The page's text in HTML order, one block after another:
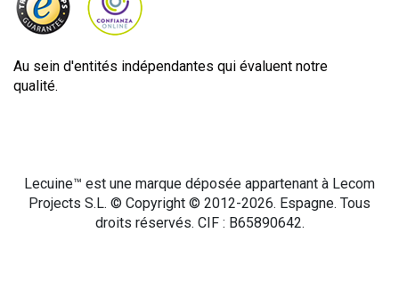
Au sein d'entités indépendantes qui évaluent notre
qualité.
Lecuine™ est une marque déposée appartenant à Lecom
Projects S.L. © Copyright © 2012-2026. Espagne. Tous
droits réservés. CIF : B65890642.